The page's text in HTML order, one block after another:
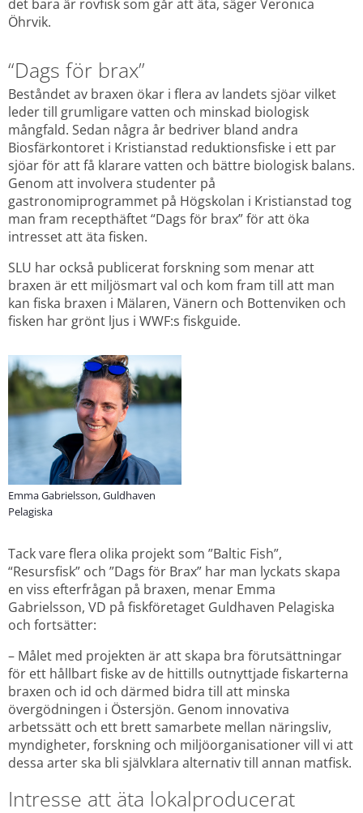
det bara är rovfisk som går att äta, säger Veronica
Öhrvik.
“Dags för brax”
Beståndet av braxen ökar i flera av landets sjöar vilket
leder till grumligare vatten och minskad biologisk
mångfald. Sedan några år bedriver bland andra
Biosfärkontoret i Kristianstad reduktionsfiske i ett par
sjöar för att få klarare vatten och bättre biologisk balans.
Genom att involvera studenter på
gastronomiprogrammet på Högskolan i Kristianstad tog
man fram recepthäftet “Dags för brax” för att öka
intresset att äta fisken.
SLU har också publicerat forskning som menar att
braxen är ett miljösmart val och kom fram till att man
kan fiska braxen i Mälaren, Vänern och Bottenviken och
fisken har grönt ljus i WWF:s fiskguide.
Emma Gabrielsson, Guldhaven
Pelagiska
Tack vare flera olika projekt som ”Baltic Fish”,
“Resursfisk” och ”Dags för Brax” har man lyckats skapa
en viss efterfrågan på braxen, menar Emma
Gabrielsson, VD på fiskföretaget Guldhaven Pelagiska
och fortsätter:
– Målet med projekten är att skapa bra förutsättningar
för ett hållbart fiske av de hittills outnyttjade fiskarterna
braxen och id och därmed bidra till att minska
övergödningen i Östersjön. Genom innovativa
arbetssätt och ett brett samarbete mellan näringsliv,
myndigheter, forskning och miljöorganisationer vill vi att
dessa arter ska bli självklara alternativ till annan matfisk.
Intresse att äta lokalproducerat